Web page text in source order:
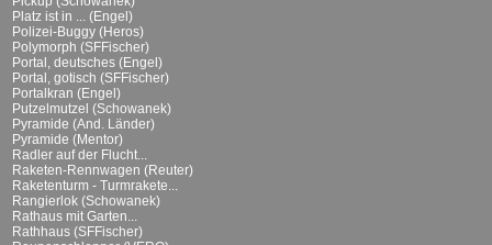
Platz ist in ... (Engel)
Polizei-Buggy (Heros)
Polymorph (SFFischer)
Portal, deutsches (Engel)
Portal, gotisch (SFFischer)
Portalkran (Engel)
Putzelmutzel (Schowanek)
Pyramide (And. Länder)
Pyramide (Mentor)
Radler auf der Flucht...
Raketen-Rennwagen (Reuter)
Raketenturm - Turmrakete...
Rangierlok (Schowanek)
Rathaus mit Garten...
Rathhaus (SFFischer)